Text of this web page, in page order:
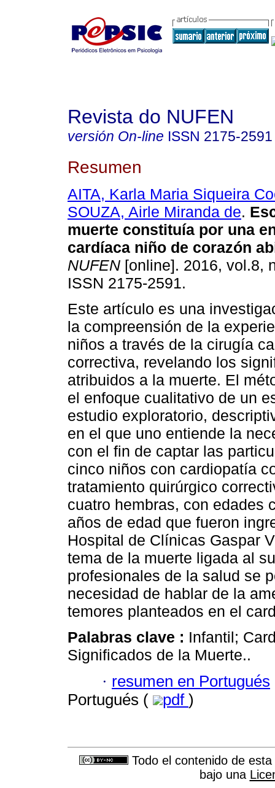
Revista do NUFEN
versión On-line ISSN 2175-2591
Resumen
AITA, Karla Maria Siqueira
SOUZA, Airle Miranda de.
muerte constituía por una
cardíaca niño de corazón
NUFEN [online]. 2016, vol.8,
ISSN 2175-2591.
Este artículo es una
la compreensión de la
niños a través de la cirugía
correctiva, revelando los
atribuidos a la muerte. El
el enfoque cualitativo de un
estudio exploratorio,
en el que uno entiende la
con el fin de captar las
cinco niños con cardiopatía
tratamiento quirúrgico
cuatro hembras, con edades
años de edad que fueron
Hospital de Clínicas Gaspar
tema de la muerte ligada al
profesionales de la salud se
necesidad de hablar de la
temores planteados en el
Palabras clave : Infantil;
Significados de la Muerte..
· resumen en Portugués
Portugués (
pdf )
Todo el contenido de
bajo una